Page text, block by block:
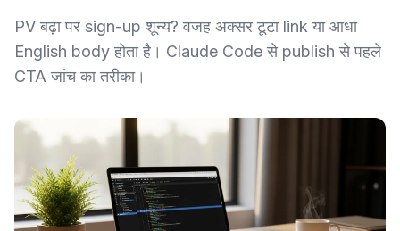
PV बढ़ा पर sign-up शून्य? वजह अक्सर टूटा link या आधा
English body होता है। Claude Code से publish से पहले
CTA जांच का तरीका।